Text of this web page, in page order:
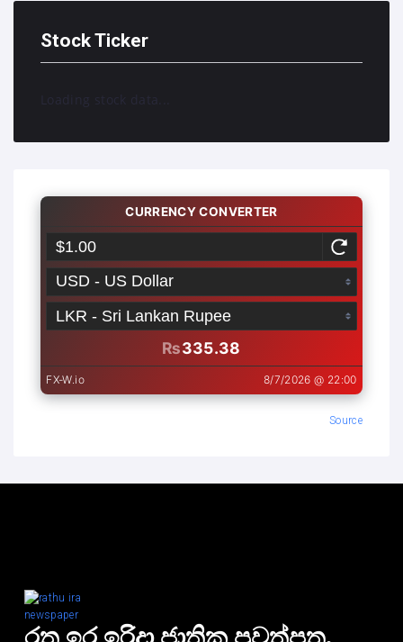
Stock Ticker
Loading stock data...
Source